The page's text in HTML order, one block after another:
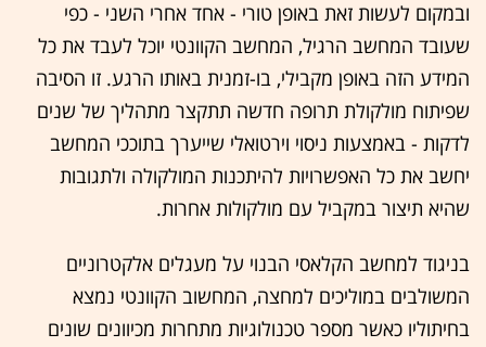
ובמקום לעשות זאת באופן טורי - אחד אחרי השני - כפי
שעובד המחשב הרגיל, המחשב הקוונטי יוכל לעבד את כל
המידע הזה באופן מקבילי, בו-זמנית באותו הרגע. זו הסיבה
שפיתוח מולקולת תרופה חדשה תתקצר מתהליך של שנים
לדקות - באמצעות ניסוי וירטואלי שייערך בתוככי המחשב
יחשב את כל האפשרויות להיתכנות המולקולה ולתגובות
שהיא תיצור במקביל עם מולקולות אחרות.
בניגוד למחשב הקלאסי הבנוי על מעגלים אלקטרוניים
המשולבים במוליכים למחצה, המחשוב הקוונטי נמצא
בחיתוליו כאשר מספר טכנולוגיות מתחרות מכיוונים שונים